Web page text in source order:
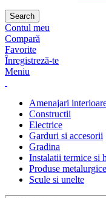
Search
Contul meu
Compară
Favorite
Înregistreză-te
Meniu
Amenajari
Constructii
Electrice
Garduri si accesorii
Gradina
Instalatii termice si
Produse metalurgice
Scule si unelte